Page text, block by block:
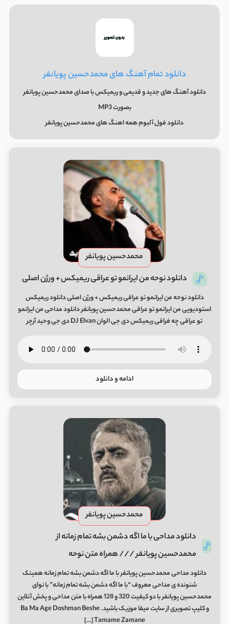
دانلود تمام آهنگ های محمدحسین پویانفر
دانلود آهنگ های جدید و قدیمی و ریمیکس با صدای محمدحسین پویانفر
بصورت MP3
دانلود فول آلبوم همه اهنگ های محمدحسین پویانفر
محمدحسین پویانفر
دانلود نوحه من ایرانمو تو عراقی ریمیکس + ورژن اصلی
دانلود نوحه من ایرانمو تو عراقی ریمیکس + ورژن اصلی دانلود ریمیکس
استودیویی من ایرانمو تو عراقی محمدحسین پویانفر دانلود مداحی من ایرانمو
تو عراقی چه فراقی ریمیکس دی جی الوان DJ Elvan دی جی وحید آرچر
ادامه و دانلود
محمدحسین پویانفر
دانلود مداحی با ما اگه دشمن بشه تمام زمانه از
محمدحسین پویانفر /// همراه متن نوحه
دانلود مداحی محمدحسین پویانفر با ما اگه دشمن بشه تمام زمانه همینک
شنونده ی مداحی معروف “با ما اگه دشمن بشه تمام زمانه” با نوای
محمدحسین پویانفر با دو کیفیت 320 و 128 همراه با متن مداحی و پخش آنلاین
و کلیپ تصویری از سایت میفا موزیک باشید. Ba Ma Age Doshman Beshe
Tamame Zamane […]